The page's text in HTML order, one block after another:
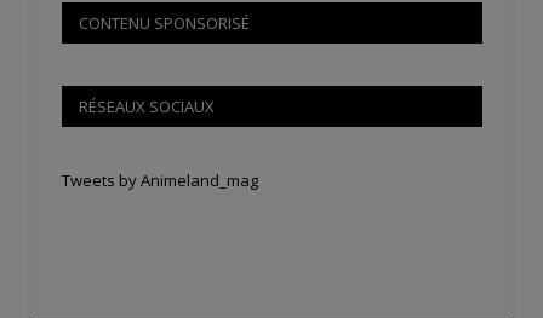
CONTENU SPONSORISÉ
RÉSEAUX SOCIAUX
Tweets by Animeland_mag